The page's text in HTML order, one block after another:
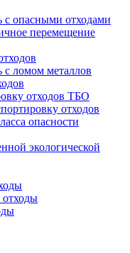
с опасными отходами
перемещение
с ломом металлов
отходов ТБО
отходов
опасности
экологической
отходы